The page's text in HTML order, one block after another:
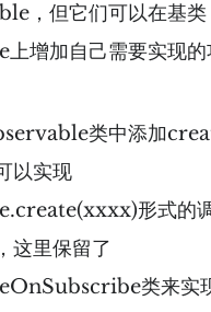
，但它们可以在基类
增加自己需要实现的
类中添加
以实现
形式的
这里保留了
类来实